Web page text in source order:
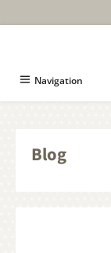
Navigation
Blog